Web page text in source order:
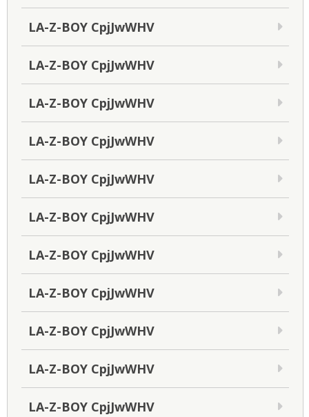
LA-Z-BOY CpjJwWHV
LA-Z-BOY CpjJwWHV
LA-Z-BOY CpjJwWHV
LA-Z-BOY CpjJwWHV
LA-Z-BOY CpjJwWHV
LA-Z-BOY CpjJwWHV
LA-Z-BOY CpjJwWHV
LA-Z-BOY CpjJwWHV
LA-Z-BOY CpjJwWHV
LA-Z-BOY CpjJwWHV
LA-Z-BOY CpjJwWHV